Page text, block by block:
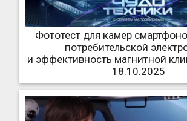
Фототест для камер
потребительской
и эффективность магнитной
18.10.2025